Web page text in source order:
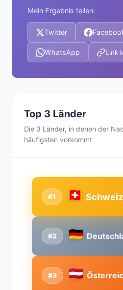
Mein Ergebnis teilen:
Twitter
WhatsApp Link
Top 3 Länder
Die 3 Länder, in denen der
häufigsten vorkommt
#2
#1 Schweiz
#3